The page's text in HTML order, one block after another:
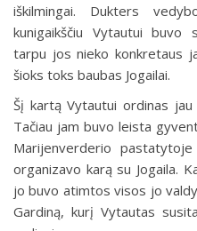
iškilmingai. Dukters
kunigaikščiu Vytautui buvo
tarpu jos nieko konkretaus
šioks toks baubas Jogailai.
Šį kartą Vytautui ordinas
Tačiau jam buvo leista
Marijenverderio
organizavo karą su Jogaila.
jo buvo atimtos visos jo
Gardiną, kurį Vytautas